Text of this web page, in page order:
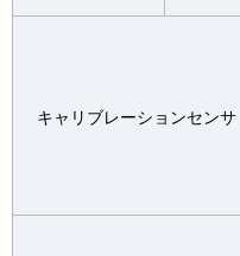
キャリブレーションセンサ